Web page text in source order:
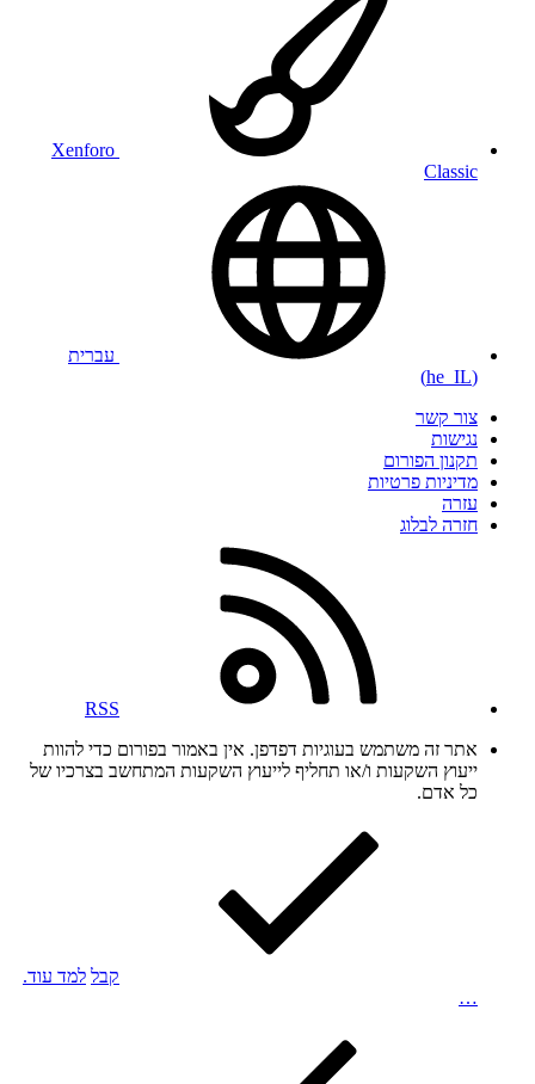
Xenforo
Classic
עברית
(he_IL)
צור קשר
נגישות
תקנון הפורום
מדיניות פרטיות
עזרה
חזרה לבלוג
RSS
אתר זה משתמש בעוגיות דפדפן. אין באמור בפורום כדי להוות
ייעוץ השקעות ו/או תחליף לייעוץ השקעות המתחשב בצרכיו של
כל אדם.
קבל למד עוד.
…